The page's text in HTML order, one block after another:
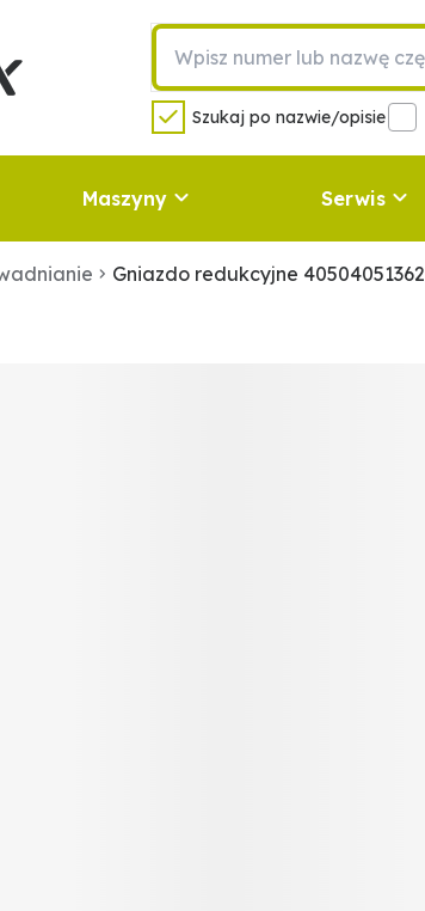
Szukaj po nazwie/opisie
Maszyny Serwis
Gniazdo redukcyjne 40504051362